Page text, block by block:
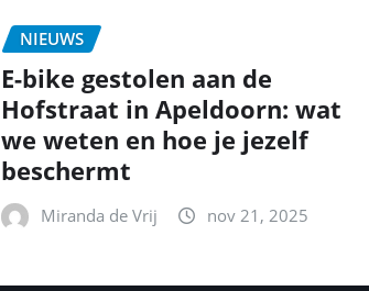
NIEUWS
E-bike gestolen aan de
Hofstraat in Apeldoorn: wat
we weten en hoe je jezelf
beschermt
Miranda de Vrij nov 21, 2025